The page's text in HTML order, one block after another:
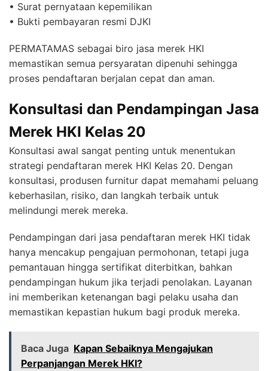
• Surat pernyataan kepemilikan
• Bukti pembayaran resmi DJKI
PERMATAMAS sebagai biro jasa merek HKI
memastikan semua persyaratan dipenuhi sehingga
proses pendaftaran berjalan cepat dan aman.
Konsultasi dan Pendampingan Jasa
Merek HKI Kelas 20
Konsultasi awal sangat penting untuk menentukan
strategi pendaftaran merek HKI Kelas 20. Dengan
konsultasi, produsen furnitur dapat memahami peluang
keberhasilan, risiko, dan langkah terbaik untuk
melindungi merek mereka.
Pendampingan dari jasa pendaftaran merek HKI tidak
hanya mencakup pengajuan permohonan, tetapi juga
pemantauan hingga sertifikat diterbitkan, bahkan
pendampingan hukum jika terjadi penolakan. Layanan
ini memberikan ketenangan bagi pelaku usaha dan
memastikan kepastian hukum bagi produk mereka.
Baca Juga Kapan Sebaiknya Mengajukan
Perpanjangan Merek HKI?